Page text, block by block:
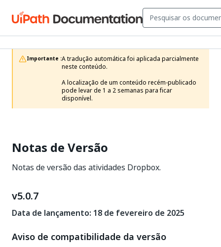
Importante :A tradução automática foi aplicada parcialmente
neste conteúdo.
A localização de um conteúdo recém-publicado
pode levar de 1 a 2 semanas para ficar
disponível.
Notas de Versão
Notas de versão das atividades Dropbox.
v5.0.7
Data de lançamento: 18 de fevereiro de 2025
Aviso de compatibilidade da versão